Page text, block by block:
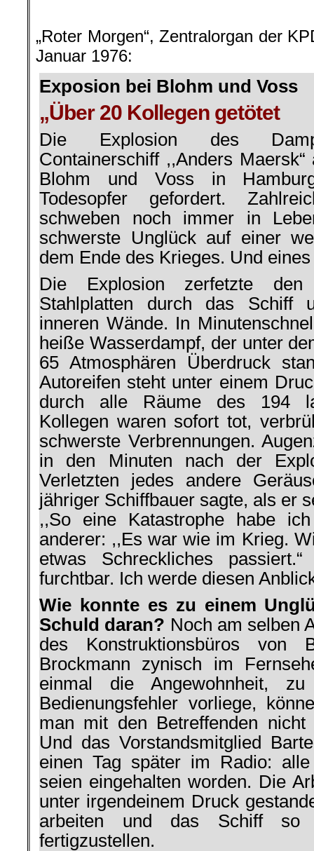
„Roter Morgen“, Zentralorgan der
Januar 1976:
Exposion bei Blohm und Voss
„Über 20 Kollegen getötet
Die Explosion des
Containerschiff ,,Anders
Blohm und Voss in
Todesopfer gefordert.
schweben noch immer in
schwerste Unglück auf einer
dem Ende des Krieges. Und
Die Explosion zerfetzte den
Stahlplatten durch das Schiff
inneren Wände. In
heiße Wasserdampf, der unter
65 Atmosphären Überdruck
Autoreifen steht unter einem
durch alle Räume des 194
Kollegen waren sofort tot,
schwerste Verbrennungen.
in den Minuten nach der
Verletzten jedes andere
jähriger Schiffbauer sagte, als er
,,So eine Katastrophe habe
anderer: ,,Es war wie im Krieg.
etwas Schreckliches
furchtbar. Ich werde diesen
Wie konnte es zu einem
Schuld daran? Noch am selben
des Konstruktionsbüros
Brockmann zynisch im
einmal die Angewohnheit,
Bedienungsfehler vorliege,
man mit den Betreffenden
Und das Vorstandsmitglied
einen Tag später im Radio: alle
seien eingehalten worden. Die
unter irgendeinem Druck
arbeiten und das Schiff so
fertigzustellen.